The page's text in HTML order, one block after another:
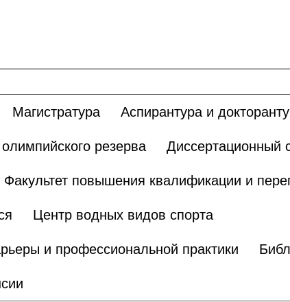
Магистратура Аспирантура и
резерва Диссертационный
Факультет повышения квалификации и
Центр водных видов спорта
и профессиональной практики